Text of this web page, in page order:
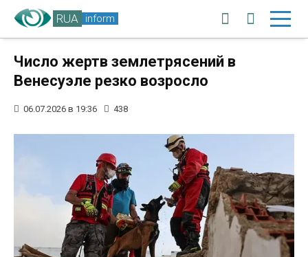
RUA inform
Число жертв землетрясений в
Венесуэле резко возросло
06.07.2026 в 19:36 438